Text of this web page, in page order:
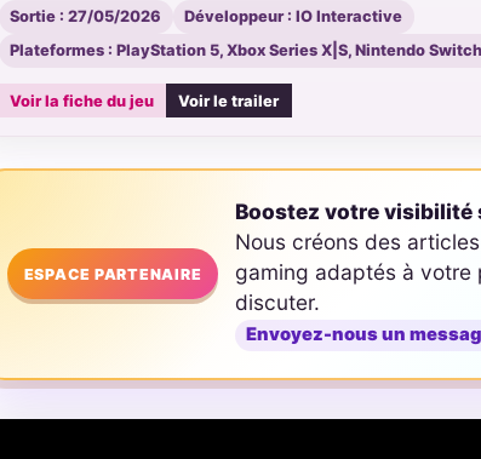
Sortie : 27/05/2026
Développeur : IO Interactive
Plateformes : PlayStation 5, Xbox Series X|S, Nintendo
Voir la fiche du jeu Voir le trailer
ESPACE PARTENAIRE
Boostez votre visibilité
Nous créons des
gaming adaptés à votre
discuter.
Envoyez-nous un